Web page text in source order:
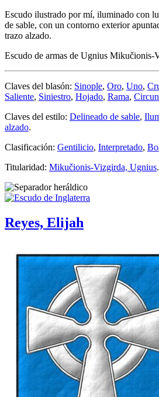
Escudo ilustrado por mí, iluminado con
de sable, con un contorno exterior
trazo alzado.
Escudo de armas de Ugnius Mikučionis-
Claves del blasón: Sinople, Oro, Uno,
Saliente, Siniestro, Hojado, Rama,
Claves del estilo: Delineado de sable,
alzado.
Clasificación: Gentilicio, Interpretado,
Titularidad: Mikučionis-Vizgirda, Ugnius.
Reyes, Elijah